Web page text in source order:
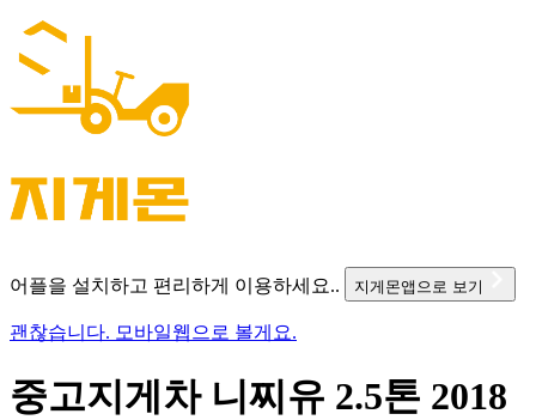
어플을 설치하고 편리하게 이용하세요.. 지게몬앱으로 보기
괜찮습니다. 모바일웹으로 볼게요.
중고지게차 니찌유 2.5톤 2018